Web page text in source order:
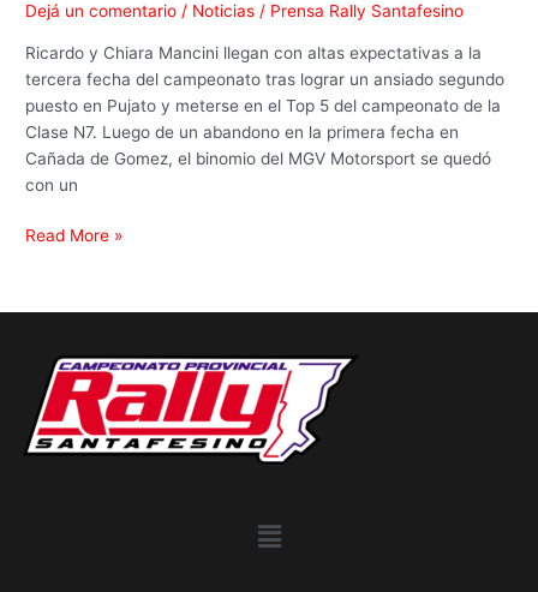
Dejá un comentario / Noticias / Prensa Rally Santafesino
Ricardo y Chiara Mancini llegan con altas expectativas a la
tercera fecha del campeonato tras lograr un ansiado segundo
puesto en Pujato y meterse en el Top 5 del campeonato de la
Clase N7. Luego de un abandono en la primera fecha en
Cañada de Gomez, el binomio del MGV Motorsport se quedó
con un
Mancini
quieren
seguir
creciendo
en
la
Clase
Read More »
Menu